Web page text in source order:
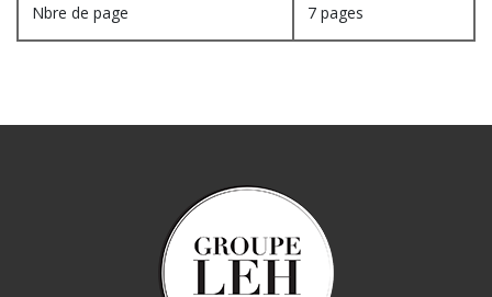
Nbre de page 7 pages